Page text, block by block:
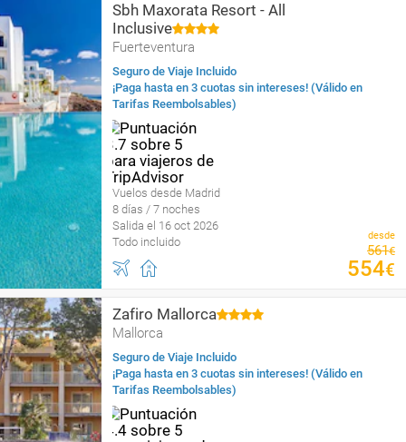
Sbh Maxorata Resort - All
Inclusive
Fuerteventura
Seguro de Viaje Incluido
¡Paga hasta en 3 cuotas sin intereses! (Válido en
Tarifas Reembolsables)
Vuelos desde Madrid
8 días / 7 noches
Salida el 16 oct 2026
Todo incluido
desde
561€
554€
Zafiro Mallorca
Mallorca
Seguro de Viaje Incluido
¡Paga hasta en 3 cuotas sin intereses! (Válido en
Tarifas Reembolsables)